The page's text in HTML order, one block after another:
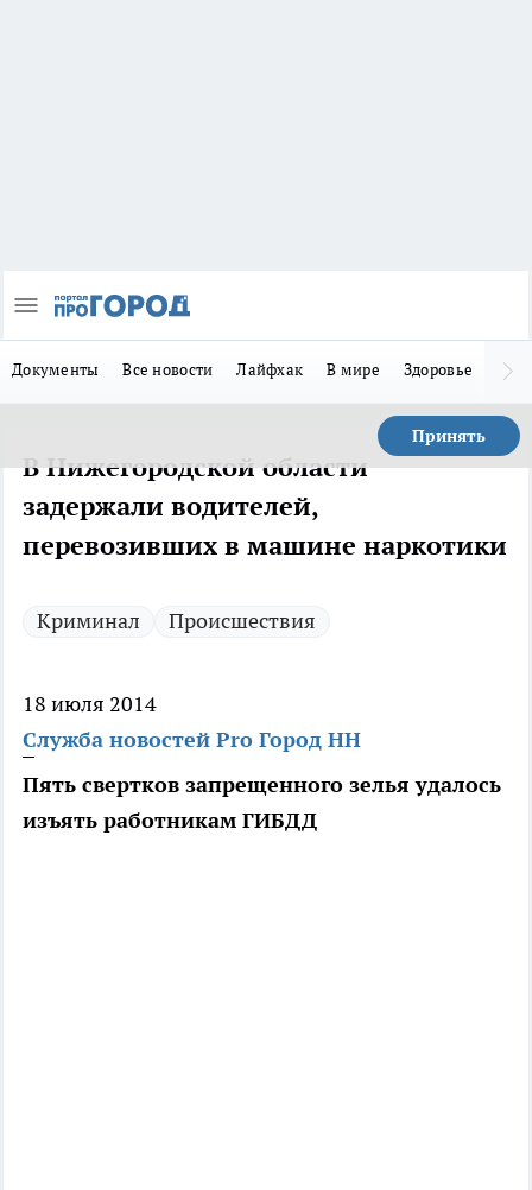
Документы Все новости Лайфхак В мире Здоровье
Принять
В Нижегородской области
задержали водителей,
перевозивших в машине наркотики
Криминал Происшествия
18 июля 2014
Служба новостей Pro Город НН
Пять свертков запрещенного зелья удалось
изъять работникам ГИБДД